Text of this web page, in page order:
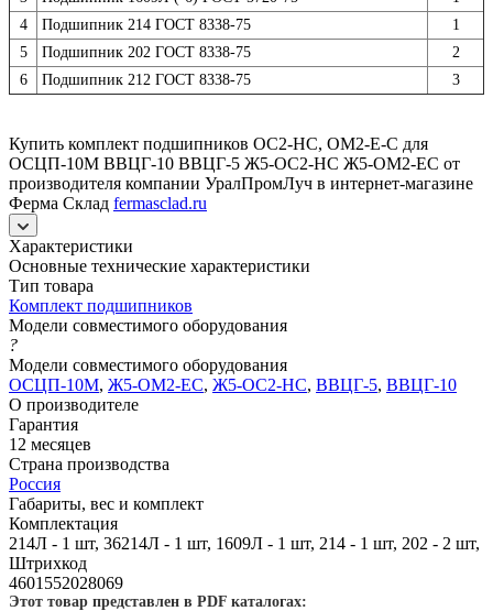
4
Подшипник 214 ГОСТ 8338-75
1
5
Подшипник 202 ГОСТ 8338-75
2
6
Подшипник 212 ГОСТ 8338-75 3
Купить комплект подшипников ОС2-НС, ОМ2-Е-С для
ОСЦП-10М ВВЦГ-10 ВВЦГ-5 Ж5-ОС2-НС Ж5-ОМ2-ЕС от
производителя компании УралПромЛуч в интернет-магазине
Ферма Склад fermasclad.ru
Характеристики
Основные технические характеристики
Тип товара
Комплект подшипников
Модели совместимого оборудования
?
Модели совместимого оборудования
ОСЦП-10М, Ж5-ОМ2-ЕС, Ж5-ОС2-НС, ВВЦГ-5, ВВЦГ-10
О производителе
Гарантия
12 месяцев
Страна производства
Россия
Габариты, вес и комплект
Комплектация
214Л - 1 шт, 36214Л - 1 шт, 1609Л - 1 шт, 214 - 1 шт, 202 - 2 шт,
Штрихкод
4601552028069
Этот товар представлен в PDF каталогах: